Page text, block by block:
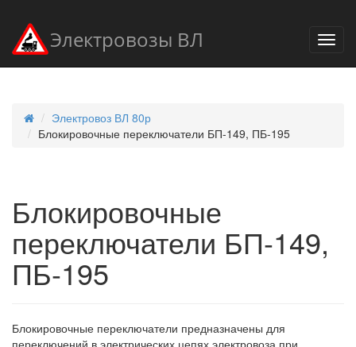
Электровозы ВЛ
Электровоз ВЛ 80р
Блокировочные переключатели БП-149, ПБ-195
Блокировочные
переключатели БП-149,
ПБ-195
Блокировочные переключатели предназначены для
переключений в электрических цепях электровоза при